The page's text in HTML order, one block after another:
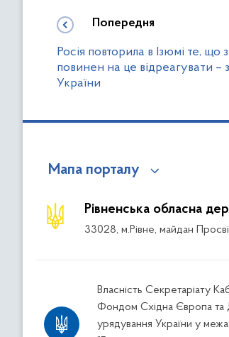
Попередня
Росія повторила в Ізюмі те, що
повинен на це відреагувати
України
Мапа порталу
Рівненська обласна
33028, м.Рівне, майдан
Власність Секретаріату
Фондом Східна Європа та
урядування України у